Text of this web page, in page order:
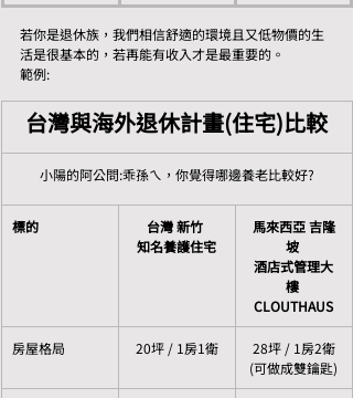
若你是退休族，我們相信舒適的環境且又低物價的生
活是很基本的，若再能有收入才是最重要的。
範例:
台灣與海外退休計畫(住宅)比較
小陽的阿公問:乖孫ㄟ，你覺得哪邊養老比較好?
標的
台灣 新竹
知名養護住宅
馬來西亞 吉隆
坡
酒店式管理大
樓
CLOUTHAUS
房屋格局 20坪 / 1房1衛
28坪 / 1房2衛
(可做成雙鑰匙)